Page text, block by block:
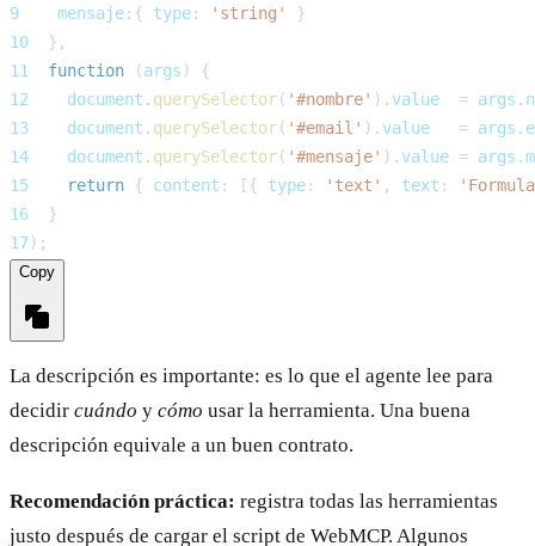
9
mensaje: { type: 'string'
}
10
} ,
11
function (args )
{
12
document . querySelector( '#nombre' ) . value = args .
13
document . querySelector( '#email' ) . value = args .
14
document . querySelector( '#mensaje' ) . value = args .
15
return { content : [ { type: 'text' , text :
16
}
17) ;
Copy
La descripción es importante: es lo que el agente lee para
decidir cuándo y cómo usar la herramienta. Una buena
descripción equivale a un buen contrato.
Recomendación práctica: registra todas las herramientas
justo después de cargar el script de WebMCP. Algunos